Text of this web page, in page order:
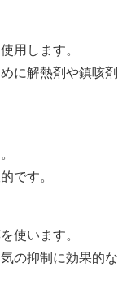
用します。
に解熱剤や鎮咳剤
です。
使います。
の抑制に効果的な